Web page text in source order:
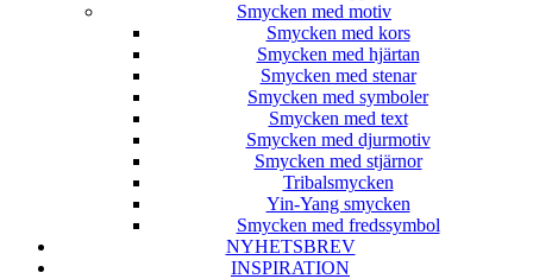
Smycken med motiv
Smycken med kors
Smycken med hjärtan
Smycken med stenar
Smycken med symboler
Smycken med text
Smycken med djurmotiv
Smycken med stjärnor
Tribalsmycken
Yin-Yang smycken
Smycken med fredssymbol
NYHETSBREV
INSPIRATION